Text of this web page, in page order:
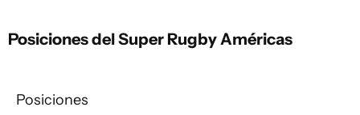
Posiciones del Super Rugby Américas
Posiciones